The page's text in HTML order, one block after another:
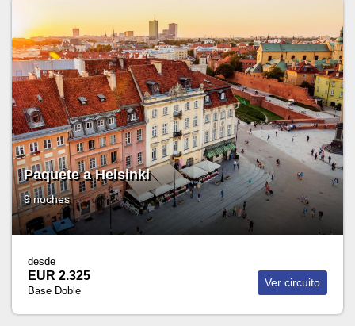
Paquete a Helsinki
9 noches
desde
EUR 2.325
Base Doble
Ver circuito